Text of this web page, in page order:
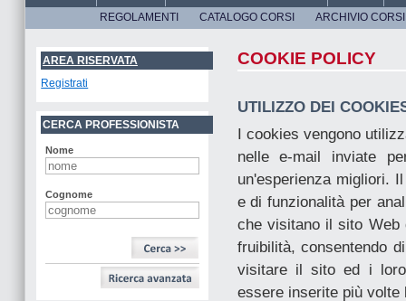
REGOLAMENTI CATALOGO CORSI ARCHIVIO CORSI
AREA RISERVATA
Registrati
CERCA PROFESSIONISTA
Nome
Cognome
ORDINE DEI DOTTORI
COOKIE POLICY
UTILIZZO DEI
I cookies vengono
nelle e-mail inviate
un'esperienza migliori.
e di funzionalità per
che visitano il sito Web
fruibilità, consentendo
visitare il sito ed i
essere inserite più